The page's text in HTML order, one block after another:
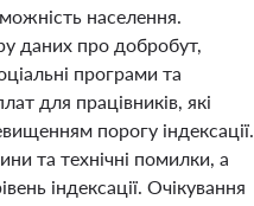
населення.
даних про добробут,
програми та
для працівників, які
порогу індексації.
та технічні помилки, а
індексації. Очікування